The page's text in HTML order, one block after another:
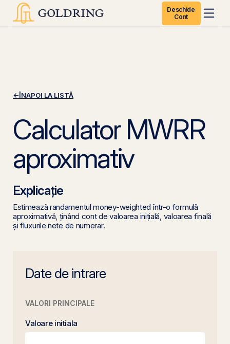
Deschide
Cont
←ÎNAPOI LA LISTĂ
Calculator MWRR
aproximativ
Explicație
Estimează randamentul money-weighted într-o formulă
aproximativă, ținând cont de valoarea inițială, valoarea finală
și fluxurile nete de numerar.
Date de intrare
VALORI PRINCIPALE
Valoare initiala